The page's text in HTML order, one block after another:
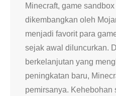
Minecraft, game
dikembangkan oleh
menjadi favorit para
sejak awal diluncurkan.
berkelanjutan yang
peningkatan baru,
pemirsanya.